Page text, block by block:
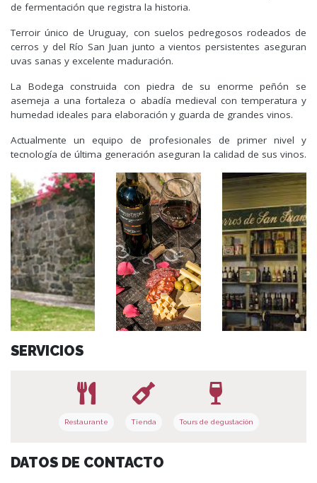
de fermentación que registra la historia.
Terroir único de Uruguay, con suelos pedregosos rodeados de
cerros y del Río San Juan junto a vientos persistentes aseguran
uvas sanas y excelente maduración.
La Bodega construida con piedra de su enorme peñón se
asemeja a una fortaleza o abadía medieval con temperatura y
humedad ideales para elaboración y guarda de grandes vinos.
Actualmente un equipo de profesionales de primer nivel y
tecnología de última generación aseguran la calidad de sus vinos.
SERVICIOS
Restaurante Tienda Tours de degustación
DATOS DE CONTACTO